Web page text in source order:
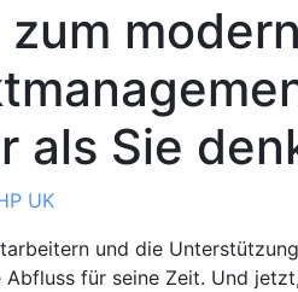
zum
als Sie
UK
und die
Abfluss für seine Zeit. Und